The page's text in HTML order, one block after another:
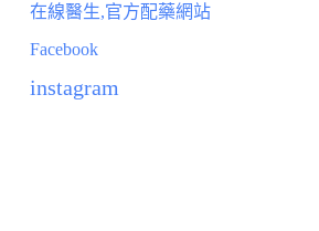
在線醫生,官方配藥網站
Facebook
instagram